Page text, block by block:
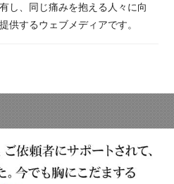
し、同じ​痛みを​抱える​人々に​向
供する​ウェブメディアです。​